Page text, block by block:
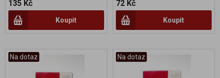
135 Kč
Koupit
72 Kč
Koupit
Na dotaz Na dotaz